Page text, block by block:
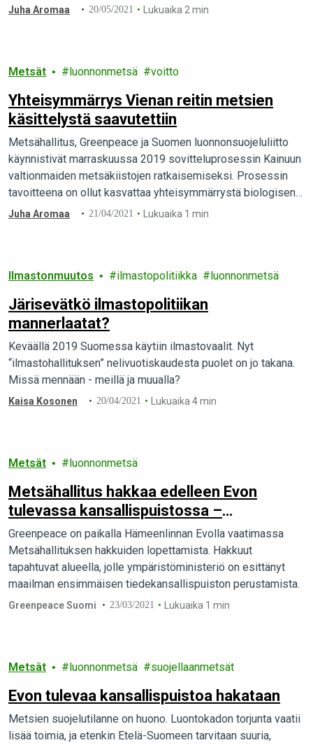
Juha Aromaa 20/05/2021 Lukuaika 2 min
Metsät luonnonmetsä voitto
Yhteisymmärrys Vienan reitin metsien
käsittelystä saavutettiin
Metsähallitus, Greenpeace ja Suomen luonnonsuojeluliitto
käynnistivät marraskuussa 2019 sovitteluprosessin Kainuun
valtionmaiden metsäkiistojen ratkaisemiseksi. Prosessin
tavoitteena on ollut kasvattaa yhteisymmärrystä biologisen
monimuotoisuuden kannalta arvokkaista alueista ja turvata
Juha Aromaa 21/04/2021 Lukuaika 1 min
Ilmastonmuutos ilmastopolitiikka luonnonmetsä
Järisevätkö ilmastopolitiikan
mannerlaatat?
Keväällä 2019 Suomessa käytiin ilmastovaalit. Nyt
“ilmastohallituksen” nelivuotiskaudesta puolet on jo takana.
Missä mennään - meillä ja muualla?
Kaisa Kosonen 20/04/2021 Lukuaika 4 min
Metsät luonnonmetsä
Metsähallitus hakkaa edelleen Evon
tulevassa kansallispuistossa –
Greenpeace paikalla
Greenpeace on paikalla Hämeenlinnan Evolla vaatimassa
Metsähallituksen hakkuiden lopettamista. Hakkuut
tapahtuvat alueella, jolle ympäristöministeriö on esittänyt
maailman ensimmäisen tiedekansallispuiston perustamista.
Greenpeace Suomi 23/03/2021 Lukuaika 1 min
Metsät luonnonmetsä suojellaanmetsät
Evon tulevaa kansallispuistoa hakataan
Metsien suojelutilanne on huono. Luontokadon torjunta vaatii
lisää toimia, ja etenkin Etelä-Suomeen tarvitaan suuria,